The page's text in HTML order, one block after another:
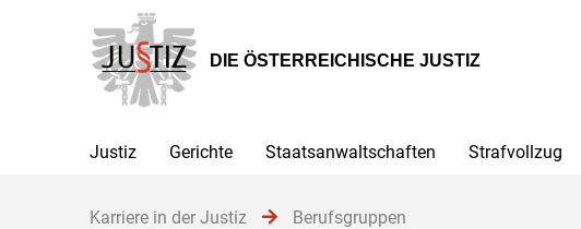
Hauptnavigation
[1]
Inhalt
[2]
Untermenü
[3]
DIE ÖSTERREICHISCHE JUSTIZ
Justiz Gerichte Staatsanwaltschaften Strafvollzug
Karriere in der Justiz Berufsgruppen